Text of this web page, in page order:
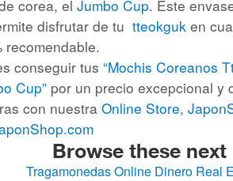
corea, el Jumbo Cup. Este
disfrutar de tu tteokguk en
recomendable.
conseguir tus “Mochis Coreanos
Cup” por un precio excepcional y
con nuestra Online Store,
Browse these next
Tragamonedas Online Dinero Real